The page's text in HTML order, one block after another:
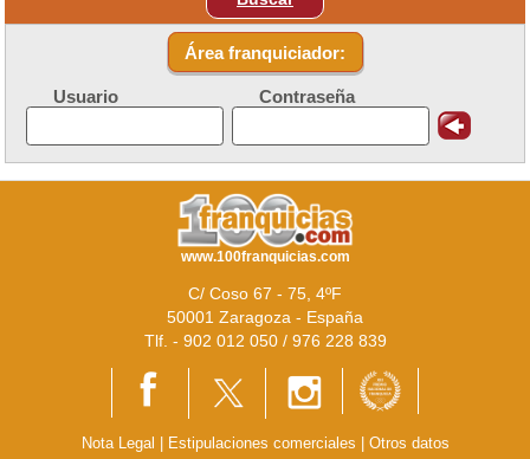
Área franquiciador:
Usuario Contraseña
www.100franquicias.com
C/ Coso 67 - 75, 4ºF
50001 Zaragoza - España
Tlf. - 902 012 050 / 976 228 839
Nota Legal Estipulaciones comerciales Otros datos